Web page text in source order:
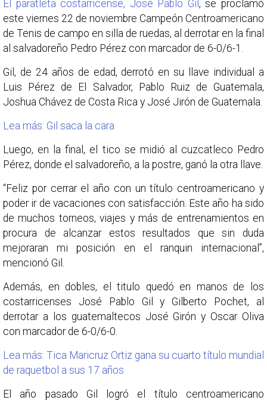
El paratleta costarricense, José Pablo Gil , se proclamó
este viernes 22 de noviembre Campeón Centroamericano
de Tenis de campo en silla de ruedas, al derrotar en la final
al salvadoreño Pedro Pérez con marcador de 6-0/6-1.
Gil, de 24 años de edad, derrotó en su llave individual a
Luis Pérez de El Salvador, Pablo Ruiz de Guatemala,
Joshua Chávez de Costa Rica y José Jirón de Guatemala.
Lea más: Gil saca la cara
Luego, en la final, el tico se midió al cuzcatleco Pedro
Pérez, donde el salvadoreño, a la postre, ganó la otra llave.
“Feliz por cerrar el año con un título centroamericano y
poder ir de vacaciones con satisfacción. Este año ha sido
de muchos torneos, viajes y más de entrenamientos en
procura de alcanzar estos resultados que sin duda
mejoraran mi posición en el ranquin internacional”,
mencionó Gil.
Además, en dobles, el titulo quedó en manos de los
costarricenses José Pablo Gil y Gilberto Pochet, al
derrotar a los guatemaltecos José Girón y Oscar Oliva
con marcador de 6-0/6-0.
Lea más: Tica Maricruz Ortiz gana su cuarto título mundial
de raquetbol a sus 17 años
El año pasado Gil logró el título centroamericano